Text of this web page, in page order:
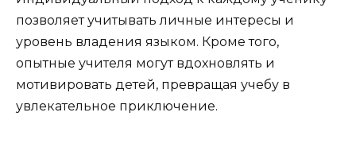
позволяет учитывать личные интересы и
уровень владения языком. Кроме того,
опытные учителя могут вдохновлять и
мотивировать детей, превращая учебу в
увлекательное приключение.